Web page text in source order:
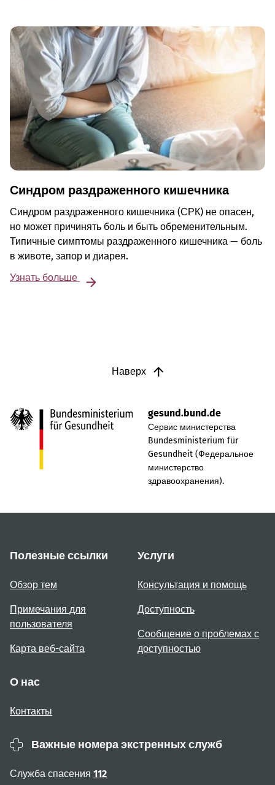
Синдром раздраженного кишечника
Синдром раздраженного кишечника (СРК) не опасен,
но может причинять боль и быть обременительным.
Типичные симптомы раздраженного кишечника — боль
в животе, запор и диарея.
Узнать больше
Наверх
gesund.bund.de
Сервис министерства
Bundesministerium für
Gesundheit (Федеральное
министерство
здравоохранения).
Полезные ссылки
Обзор тем
Примечания для
пользователя
Карта веб-сайта
Услуги
Консультация и помощь
Доступность
Сообщение о проблемах с
доступностью
О нас
Контакты
Важные номера экстренных служб
Служба спасения 112